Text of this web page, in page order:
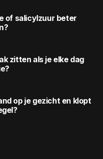
of salicylzuur beter
zitten als je elke dag
op je gezicht en klopt